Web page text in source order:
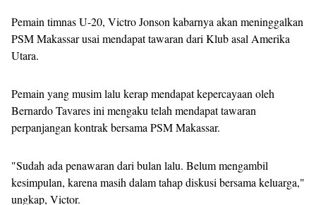
Pemain timnas U-20, Victro Jonson kabarnya akan meninggalkan
PSM Makassar usai mendapat tawaran dari Klub asal Amerika
Utara.
Pemain yang musim lalu kerap mendapat kepercayaan oleh
Bernardo Tavares ini mengaku telah mendapat tawaran
perpanjangan kontrak bersama PSM Makassar.
"Sudah ada penawaran dari bulan lalu. Belum mengambil
kesimpulan, karena masih dalam tahap diskusi bersama keluarga,"
ungkap, Victor.